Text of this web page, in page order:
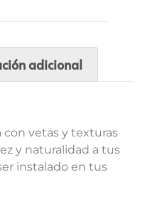
adicional
con vetas y texturas
y naturalidad a tus
instalado en tus